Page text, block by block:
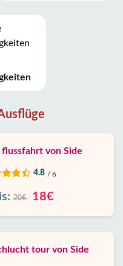
flussfahrt von Side
4.8 / 6
20€ 18€
tour von Side